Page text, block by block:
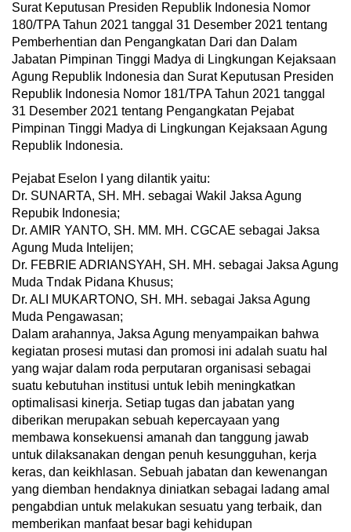
Surat Keputusan Presiden Republik Indonesia Nomor
180/TPA Tahun 2021 tanggal 31 Desember 2021 tentang
Pemberhentian dan Pengangkatan Dari dan Dalam
Jabatan Pimpinan Tinggi Madya di Lingkungan Kejaksaan
Agung Republik Indonesia dan Surat Keputusan Presiden
Republik Indonesia Nomor 181/TPA Tahun 2021 tanggal
31 Desember 2021 tentang Pengangkatan Pejabat
Pimpinan Tinggi Madya di Lingkungan Kejaksaan Agung
Republik Indonesia.
Pejabat Eselon I yang dilantik yaitu:
Dr. SUNARTA, SH. MH. sebagai Wakil Jaksa Agung
Repubik Indonesia;
Dr. AMIR YANTO, SH. MM. MH. CGCAE sebagai Jaksa
Agung Muda Intelijen;
Dr. FEBRIE ADRIANSYAH, SH. MH. sebagai Jaksa Agung
Muda Tndak Pidana Khusus;
Dr. ALI MUKARTONO, SH. MH. sebagai Jaksa Agung
Muda Pengawasan;
Dalam arahannya, Jaksa Agung menyampaikan bahwa
kegiatan prosesi mutasi dan promosi ini adalah suatu hal
yang wajar dalam roda perputaran organisasi sebagai
suatu kebutuhan institusi untuk lebih meningkatkan
optimalisasi kinerja. Setiap tugas dan jabatan yang
diberikan merupakan sebuah kepercayaan yang
membawa konsekuensi amanah dan tanggung jawab
untuk dilaksanakan dengan penuh kesungguhan, kerja
keras, dan keikhlasan. Sebuah jabatan dan kewenangan
yang diemban hendaknya diniatkan sebagai ladang amal
pengabdian untuk melakukan sesuatu yang terbaik, dan
memberikan manfaat besar bagi kehidupan